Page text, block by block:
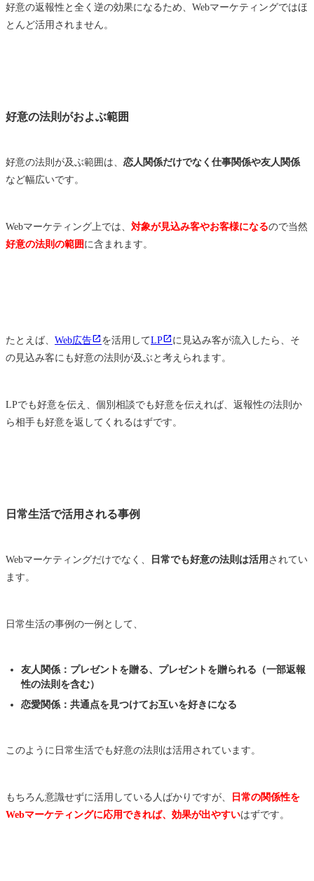
好意の返報性と全く逆の効果になるため、Webマーケティングではほ
とんど活用されません。
好意の法則がおよぶ範囲
好意の法則が及ぶ範囲は、 恋人関係だけでなく仕事関係や友人関係
など幅広いです。
Webマーケティング上では、 対象が見込み客やお客様になるので当然
好意の法則の範囲に含まれます。
たとえば、 Web広告 を活用してLP
に見込み客が流入したら、そ
の見込み客にも好意の法則が及ぶと考えられます。
LPでも好意を伝え、個別相談でも好意を伝えれば、返報性の法則か
ら相手も好意を返してくれるはずです。
日常生活で活用される事例
Webマーケティングだけでなく、 日常でも好意の法則は活用されてい
ます。
日常生活の事例の一例として、
友人関係：プレゼントを贈る、プレゼントを贈られる（一部返報
性の法則を含む）
恋愛関係：共通点を見つけてお互いを好きになる
このように日常生活でも好意の法則は活用されています。
もちろん意識せずに活用している人ばかりですが、
日常の関係性を
Webマーケティングに応用できれば、効果が出やすいはずです。